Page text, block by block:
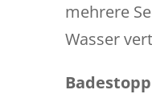
mehrere
Wasser